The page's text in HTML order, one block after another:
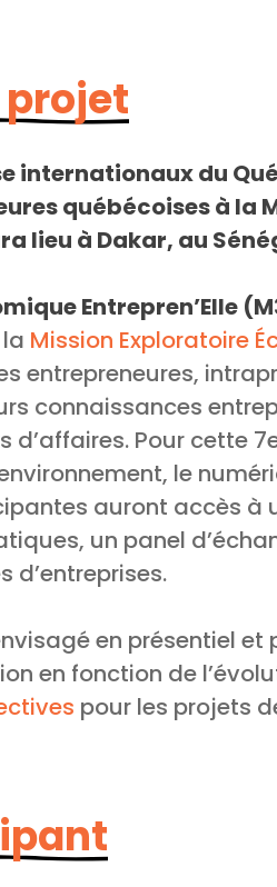
internationaux du
québécoises à la
lieu à Dakar, au
Entrepren’Elle
Mission Exploratoire
entrepreneures,
connaissances
Pour cette
le
auront accès à
un panel
d’entreprises.
en présentiel et
en fonction de
pour les projets